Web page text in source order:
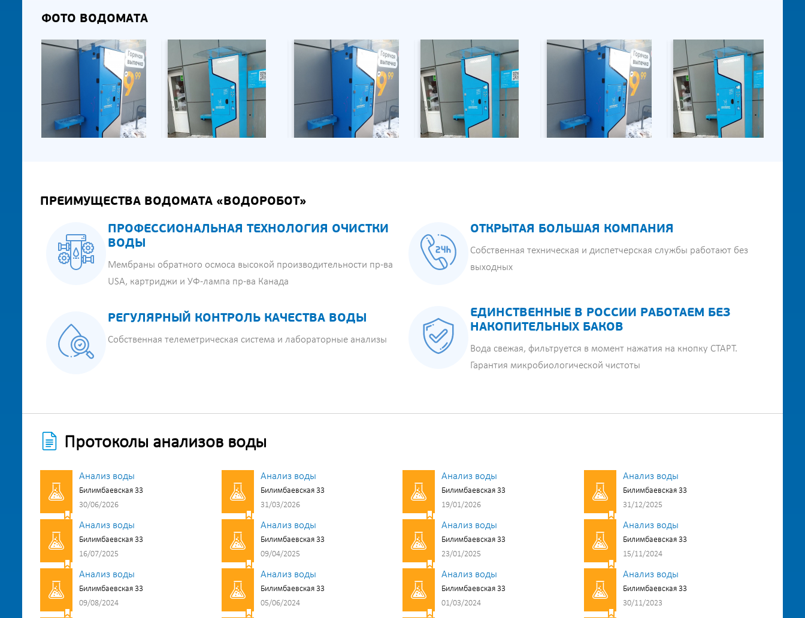
ФОТО ВОДОМАТА
ПРЕИМУЩЕСТВА ВОДОМАТА «ВОДОРОБОТ»
ПРОФЕССИОНАЛЬНАЯ ТЕХНОЛОГИЯ ОЧИСТКИ
ВОДЫ
Мембраны обратного осмоса высокой производительности пр-ва
USA, картриджи и УФ-лампа пр-ва Канада
РЕГУЛЯРНЫЙ КОНТРОЛЬ КАЧЕСТВА ВОДЫ
Собственная телеметрическая система и лабораторные анализы
ОТКРЫТАЯ БОЛЬШАЯ КОМПАНИЯ
Собственная техническая и диспетчерская службы работают без
выходных
ЕДИНСТВЕННЫЕ В РОССИИ РАБОТАЕМ БЕЗ
НАКОПИТЕЛЬНЫХ БАКОВ
Вода свежая, фильтруется в момент нажатия на кнопку СТАРТ.
Гарантия микробиологической чистоты
Протоколы анализов воды
Анализ воды
Билимбаевская 33
30/06/2026
Анализ воды
Билимбаевская 33
31/03/2026
Анализ воды
Билимбаевская 33
19/01/2026
Анализ воды
Билимбаевская 33
31/12/2025
Анализ воды
Билимбаевская 33
16/07/2025
Анализ воды
Билимбаевская 33
09/04/2025
Анализ воды
Билимбаевская 33
23/01/2025
Анализ воды
Билимбаевская 33
15/11/2024
Анализ воды
Билимбаевская 33
09/08/2024
Анализ воды
Билимбаевская 33
05/06/2024
Анализ воды
Билимбаевская 33
01/03/2024
Анализ воды
Билимбаевская 33
30/11/2023